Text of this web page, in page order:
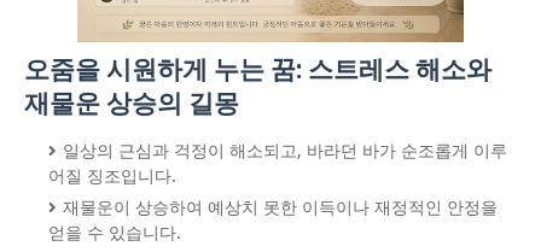
오줌을 시원하게 누는 꿈: 스트레스 해소와
재물운 상승의 길몽
일상의 근심과 걱정이 해소되고, 바라던 바가 순조롭게 이루
어질 징조입니다.
재물운이 상승하여 예상치 못한 이득이나 재정적인 안정을
얻을 수 있습니다.